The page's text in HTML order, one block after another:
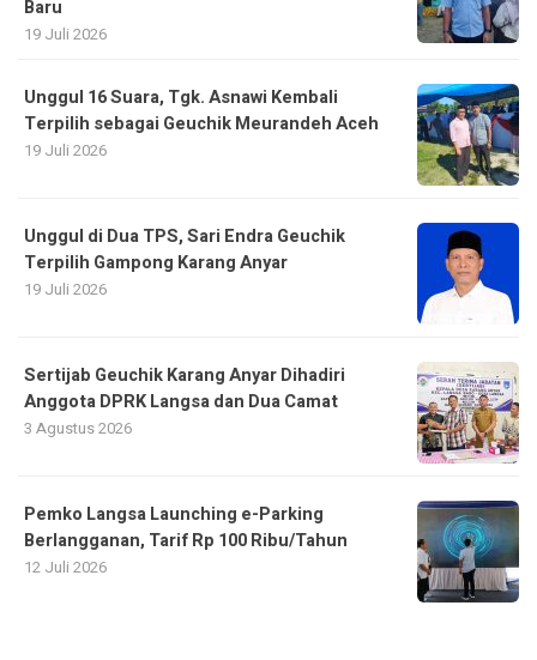
Baru
19 Juli 2026
Unggul 16 Suara, Tgk. Asnawi Kembali
Terpilih sebagai Geuchik Meurandeh Aceh
19 Juli 2026
Unggul di Dua TPS, Sari Endra Geuchik
Terpilih Gampong Karang Anyar
19 Juli 2026
Sertijab Geuchik Karang Anyar Dihadiri
Anggota DPRK Langsa dan Dua Camat
3 Agustus 2026
Pemko Langsa Launching e-Parking
Berlangganan, Tarif Rp 100 Ribu/Tahun
12 Juli 2026